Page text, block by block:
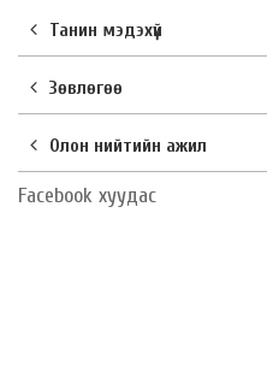
Танин мэдэхүй
Зөвлөгөө
Олон нийтийн ажил
Facebook хуудас